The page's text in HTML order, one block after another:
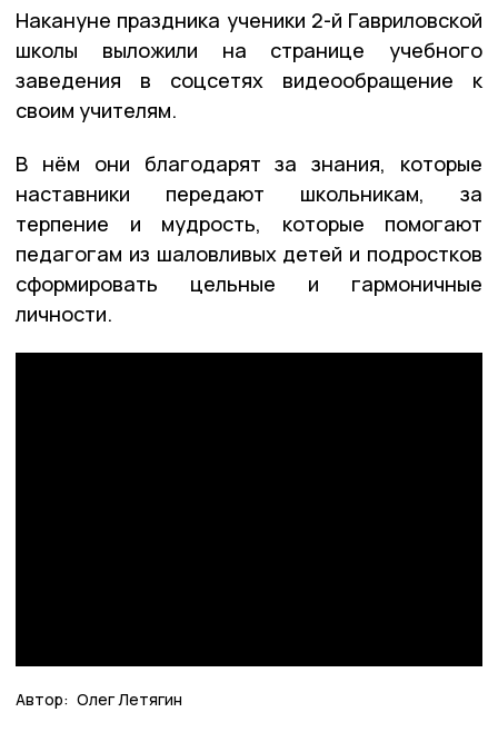
Накануне праздника ученики 2-й Гавриловской
школы выложили на странице учебного
заведения в соцсетях видеообращение к
своим учителям.
В нём они благодарят за знания, которые
наставники передают школьникам, за
терпение и мудрость, которые помогают
педагогам из шаловливых детей и подростков
сформировать цельные и гармоничные
личности.
Автор: Олег Летягин